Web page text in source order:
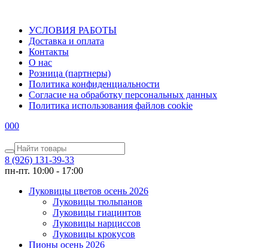
УСЛОВИЯ РАБОТЫ
Доставка и оплата
Контакты
О наc
Розница (партнеры)
Политика конфиденциальности
Согласие на обработку персональных данных
Политика использования файлов сookie
000
8 (926) 131-39-33
пн-пт. 10:00 - 17:00
Луковицы цветов осень 2026
Луковицы тюльпанов
Луковицы гиацинтов
Луковицы нарциссов
Луковицы крокусов
Пионы осень 2026